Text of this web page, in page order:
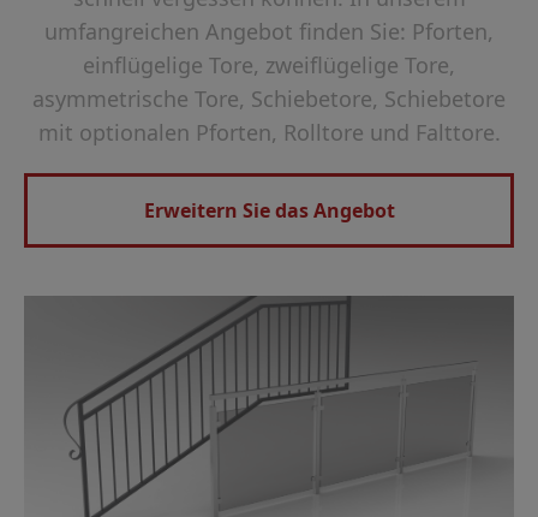
umfangreichen Angebot finden Sie: Pforten,
einflügelige Tore, zweiflügelige Tore,
asymmetrische Tore, Schiebetore, Schiebetore
mit optionalen Pforten, Rolltore und Falttore.
Erweitern Sie das Angebot